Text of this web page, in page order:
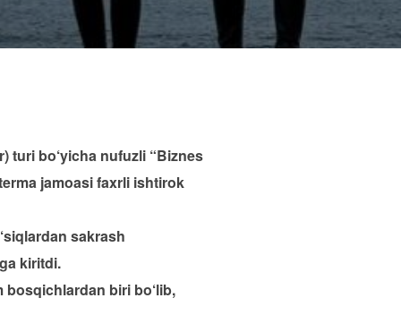
turi bo‘yicha nufuzli “Biznes
jamoasi faxrli ishtirok
sakrash
kiritdi.
biri bo‘lib,